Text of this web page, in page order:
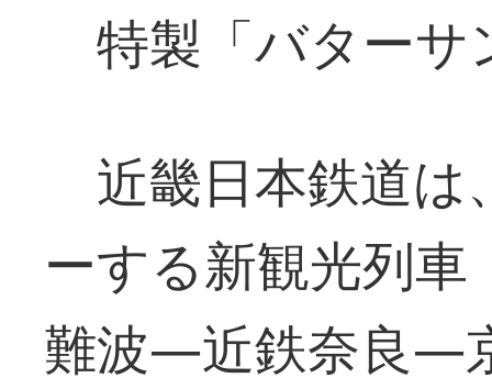
特製「バターサ
近畿日本鉄道は
ーする新観光列
難波―近鉄奈良―